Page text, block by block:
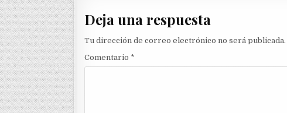
Deja una respuesta
Tu dirección de correo electrónico no será publicada.
Comentario *